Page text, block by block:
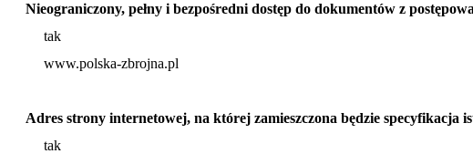
Nieograniczony, pełny i bezpośredni dostęp do dokumentów z
tak
www.polska-zbrojna.pl
Adres strony internetowej, na której zamieszczona będzie specyfikacja
tak